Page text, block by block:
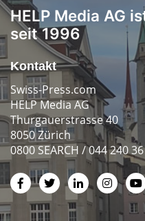
HELP Media AG
seit 1996
Kontakt
Swiss-Press.com
HELP Media AG
Thurgauerstrasse 40
8050 Zürich
0800 SEARCH / 044 240